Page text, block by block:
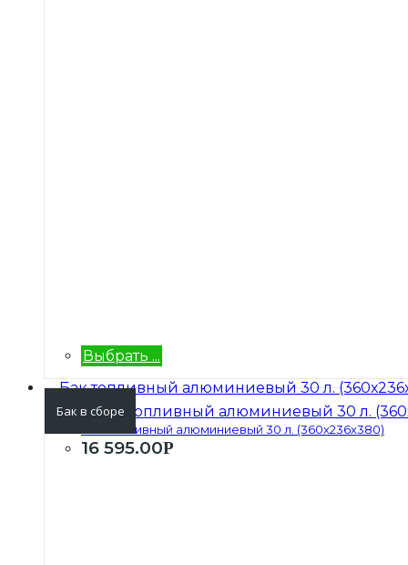
Выбрать ...
Бак в сборе
Бак топливный алюминиевый 30 л. (360х236х380)
16 595.00Р